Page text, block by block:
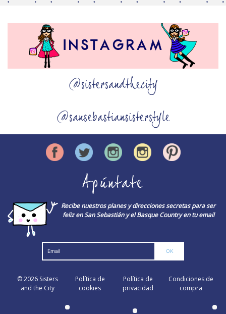
@sistersandthecity
@sansebastiansisterstyle
Apúntate
Recibe nuestros planes y direcciones secretas para ser
feliz en San Sebastián y el Basque Country en tu email
© 2026 Sisters
and the City
Política de
cookies
Política de
privacidad
Condiciones de
compra